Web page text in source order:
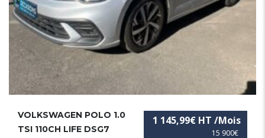
15 900€
1 145,99€ HT /Mois
VOLKSWAGEN POLO 1.0
TSI 110CH LIFE DSG7